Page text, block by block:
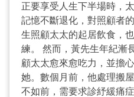
正要享受人生下半場時，
記憶不斷退化，對照顧者
生照顧太太的起居飲食，
練。 然而，黃先生年紀漸
顧太太愈來愈吃力，並擔
她。數個月前，他處理搬
不如前，需要求診紓緩痛